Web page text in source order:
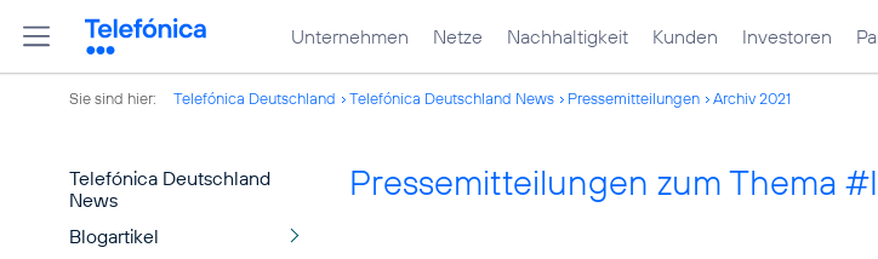
Unternehmen Netze Nachhaltigkeit Kunden Investoren
Sie sind hier: Telefónica Deutschland Telefónica Deutschland News Pressemitteilungen Archiv 2021
Telefónica Deutschland
News
Blogartikel
Pressemitteilungen zum Thema